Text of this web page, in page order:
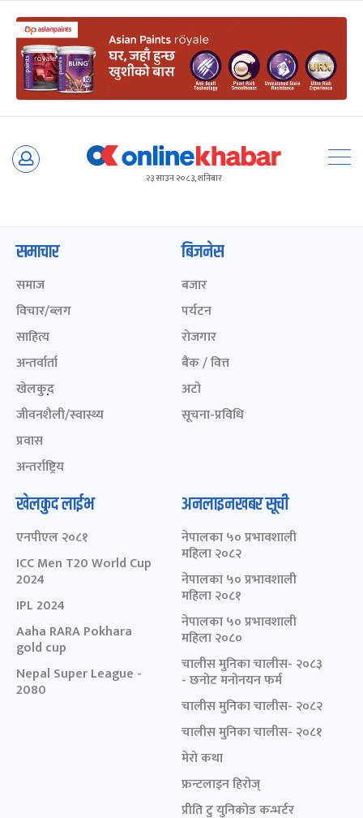
Skip
२३ साउन २०८३, शनिबार
समाचार
समाज
विचार/ब्लग
साहित्य
अन्तर्वार्ता
खेलकुद़़
जीवनशैली/स्वास्थ्य
प्रवास
अन्तर्राष्ट्रिय
बिजनेस
बजार
पर्यटन
रोजगार
बैंक / वित्त
अटो
सूचना-प्रविधि
खेलकुद लाईभ
एनपीएल २०८१
ICC Men T20 World Cup
2024
IPL 2024
Aaha RARA Pokhara
gold cup
Nepal Super League -
2080
अनलाइनखबर सूची
नेपालका ५० प्रभावशाली
महिला २०८२
नेपालका ५० प्रभावशाली
महिला २०८१
नेपालका ५० प्रभावशाली
महिला २०८०
चालीस मुनिका चालीस- २०८३
- छनोट मनोनयन फर्म
चालीस मुनिका चालीस- २०८२
चालीस मुनिका चालीस- २०८१
मेरो कथा
फ्रन्टलाइन हिरोज्
प्रीति टु युनिकोड कन्भर्टर